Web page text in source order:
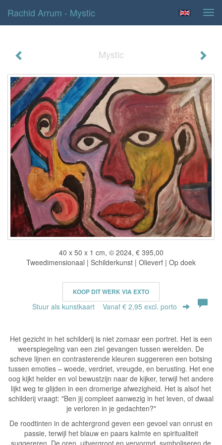
Rachid Arrum - Mystic
Mystic
40 x 50 x 1 cm, © 2024, € 395,00
Tweedimensionaal | Schilderkunst | Olieverf | Op doek
KOOP DIT WERK VIA EXTO
Stuur als kunstkaart Vanaf € 2,95 excl. porto
Het gezicht in het schilderij is niet zomaar een portret. Het is een
weerspiegeling van een ziel gevangen tussen werelden. De
scheve lijnen en contrasterende kleuren suggereren een botsing
tussen emoties – woede, verdriet, vreugde, en berusting. Het ene
oog kijkt helder en vol bewustzijn naar de kijker, terwijl het andere
lijkt weg te glijden in een dromerige afwezigheid. Het is alsof het
schilderij vraagt: "Ben jij compleet aanwezig in het leven, of dwaal
je verloren in je gedachten?"
De roodtinten in de achtergrond geven een gevoel van onrust en
passie, terwijl het blauw en paars kalmte en spiritualiteit
suggereren. De oren, uitvergroot en vervormd, symboliseren de